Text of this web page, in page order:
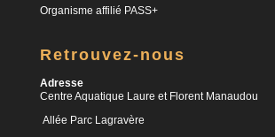
Organisme affilié PASS+
Retrouvez-nous
Adresse
Centre Aquatique Laure et Florent Manaudou
Allée Parc Lagravère